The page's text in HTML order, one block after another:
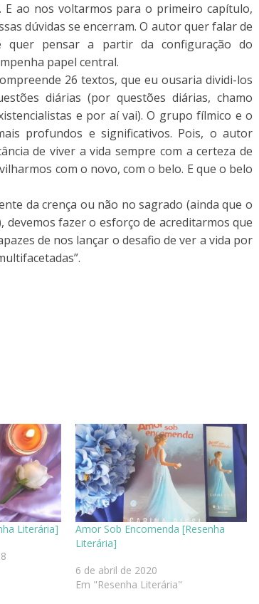
ao nos voltarmos para o primeiro capítulo,
dúvidas se encerram. O autor quer falar de
quer pensar a partir da configuração do
papel central.
26 textos, que eu ousaria dividi-los
diárias (por questões diárias, chamo
e por aí vai). O grupo fílmico e o
profundos e significativos. Pois, o autor
de viver a vida sempre com a certeza de
com o novo, com o belo. E que o belo
da crença ou não no sagrado (ainda que o
fazer o esforço de acreditarmos que
de nos lançar o desafio de ver a vida por
Literária]
Amor Sob Encomenda [Resenha
Literária]
6 de abril de 2020
Em "Resenha Literária"